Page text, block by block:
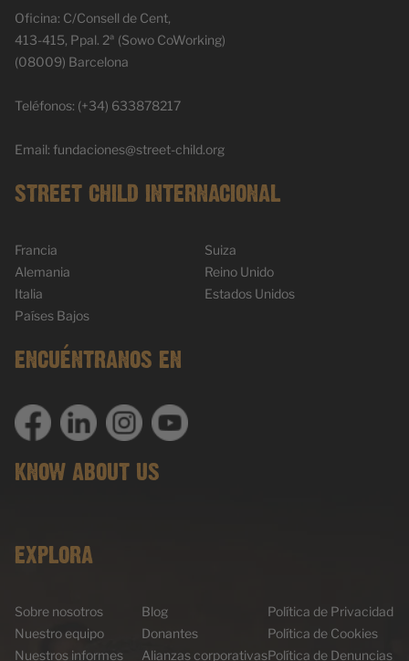
Oficina: C/Consell de Cent,
413-415, Ppal. 2ª (Sowo CoWorking)
(08009) Barcelona
Teléfonos: (+34) 633878217
Email: fundaciones@street-child.org
STREET CHILD INTERNACIONAL
Francia
Alemania
Italia
Países Bajos
Suiza
Reino Unido
Estados Unidos
ENCUÉNTRANOS EN
KNOW ABOUT US
EXPLORA
Sobre nosotros
Nuestro equipo
Nuestros informes
Blog
Donantes
Alianzas corporativas
Política de Privacidad
Política de Cookies
Política de Denuncias